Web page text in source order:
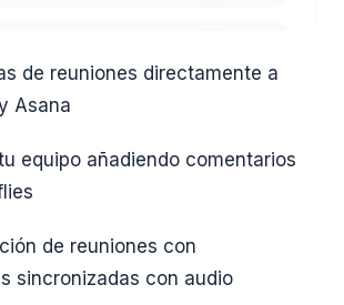
de reuniones directamente a
Asana
equipo añadiendo comentarios
de reuniones con
sincronizadas con audio